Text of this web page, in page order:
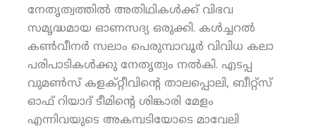
നേതൃത്വത്തില്‍ അതിഥികള്‍ക്ക് വിഭവ
സമൃദ്ധമായ ഓണസദ്യ ഒരുക്കി. കള്‍ച്ചറല്‍
കണ്‍വീനര്‍ സലാം പെരുമ്പാവൂര്‍ വിവിധ കലാ
പരിപാടികള്‍ക്കു നേതൃത്വം നല്‍കി. എടപ്പ
വുമണ്‍സ് കളക്റ്റീവിന്റെ താലപ്പൊലി, ബീറ്റ്‌സ്
ഓഫ് റിയാദ് ടീമിന്റെ ശിങ്കാരി മേളം
എന്നിവയുടെ അകമ്പടിയോടെ മാവേലി